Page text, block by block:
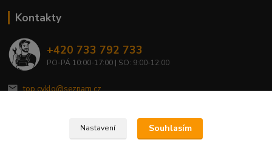
Kontakty
+420 733 792 733
PO-PÁ 10:00-17:00 | SO: 9:00-12:00
top.cyklo@seznam.cz
Nastavení Souhlasím